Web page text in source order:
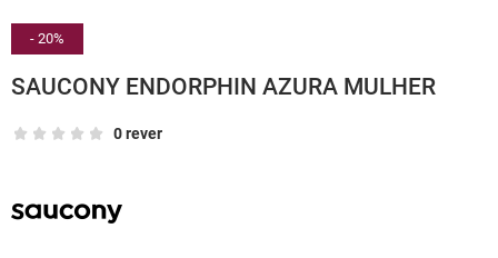
- 20%
SAUCONY ENDORPHIN AZURA MULHER
0 rever